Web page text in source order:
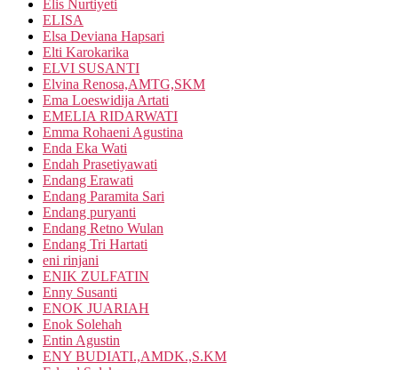
Elis Nurtiyeti
ELISA
Elsa Deviana Hapsari
Elti Karokarika
ELVI SUSANTI
Elvina Renosa,AMTG,SKM
Ema Loeswidija Artati
EMELIA RIDARWATI
Emma Rohaeni Agustina
Enda Eka Wati
Endah Prasetiyawati
Endang Erawati
Endang Paramita Sari
Endang puryanti
Endang Retno Wulan
Endang Tri Hartati
eni rinjani
ENIK ZULFATIN
Enny Susanti
ENOK JUARIAH
Enok Solehah
Entin Agustin
ENY BUDIATI.,AMDK.,S.KM